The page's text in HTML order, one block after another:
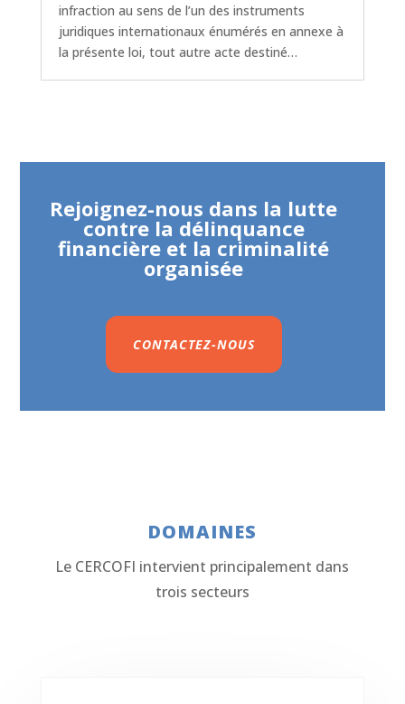
infraction au sens de l’un des instruments
juridiques internationaux énumérés en annexe à
la présente loi, tout autre acte destiné…
Rejoignez-nous dans la lutte
contre la délinquance
financière et la criminalité
organisée
CONTACTEZ-NOUS
DOMAINES
Le CERCOFI intervient principalement dans
trois secteurs